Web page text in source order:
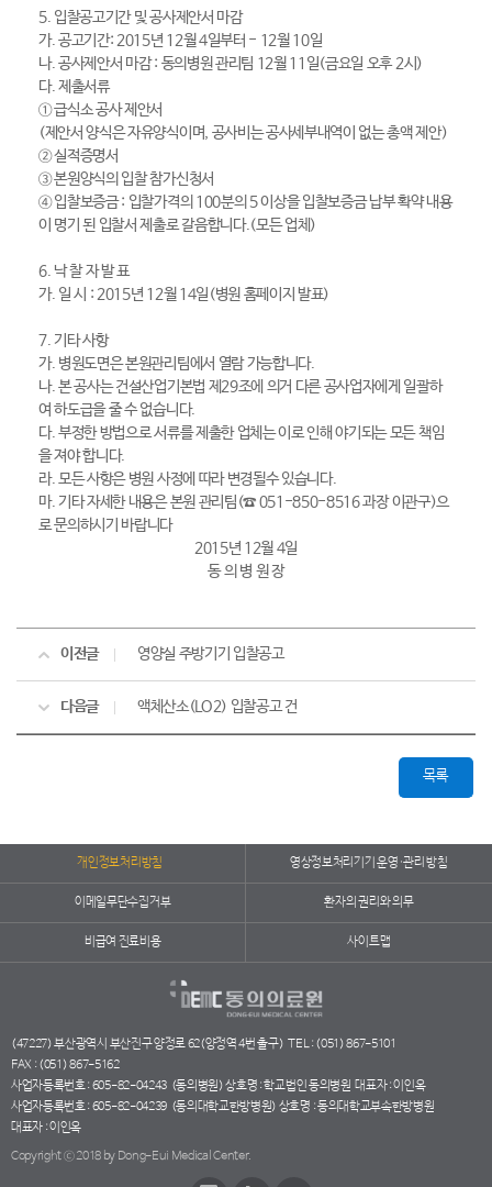
5. 입찰공고기간 및 공사제안서 마감
가. 공고기간: 2015년 12월 4일부터 - 12월 10일
나. 공사제안서 마감 : 동의병원 관리팀 12월 11일(금요일 오후 2시)
다. 제출서류
① 급식소 공사 제안서
(제안서 양식은 자유양식이며, 공사비는 공사세부내역이 없는 총액 제안)
② 실적증명서
③ 본원양식의 입찰 참가신청서
④ 입찰보증금 : 입찰가격의 100분의 5 이상을 입찰보증금 납부 확약 내용
이 명기 된 입찰서 제출로 갈음합니다.(모든 업체)
6. 낙 찰 자 발 표
가. 일 시 : 2015년 12월 14일(병원 홈페이지 발표)
7. 기타 사항
가. 병원도면은 본원관리팀에서 열람 가능합니다.
나. 본 공사는 건설산업기본법 제29조에 의거 다른 공사업자에게 일괄하
여 하도급을 줄 수 없습니다.
다. 부정한 방법으로 서류를 제출한 업체는 이로 인해 야기되는 모든 책임
을 져야 합니다.
라. 모든 사항은 병원 사정에 따라 변경될수 있습니다.
마. 기타 자세한 내용은 본원 관리팀(☎ 051-850-8516 과장 이관구)으
로 문의하시기 바랍니다
2015년 12월 4일
동 의 병 원 장
이전글 영양실 주방기기 입찰공고
다음글 액체산소(LO2) 입찰공고 건
목록
개인정보처리방침 영상정보처리기기 운영·관리 방침
이메일무단수집거부 환자의 권리와 의무
비급여 진료비용 사이트맵
(47227) 부산광역시 부산진구 양정로 62(양정역 4번 출구) TEL : (051) 867-5101
FAX : (051) 867-5162
사업자등록번호 : 605-82-04243 (동의병원) 상호명 : 학교법인 동의병원 대표자 : 이인옥
사업자등록번호 : 605-82-04239 (동의대학교한방병원) 상호명 : 동의대학교부속한방병원
대표자 : 이인옥
Copyright ⓒ 2018 by Dong-Eui Medical Center.